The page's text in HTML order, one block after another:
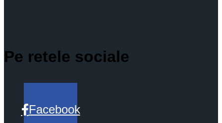
Pe retele sociale
Facebook